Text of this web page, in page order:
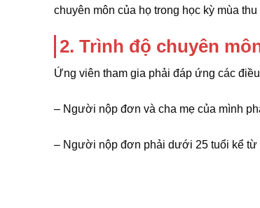
chuyên môn của họ trong học kỳ mùa thu
2. Trình độ chuyên
Ứng viên tham gia phải đáp ứng các
– Người nộp đơn và cha mẹ của mình
– Người nộp đơn phải dưới 25 tuổi kể từ